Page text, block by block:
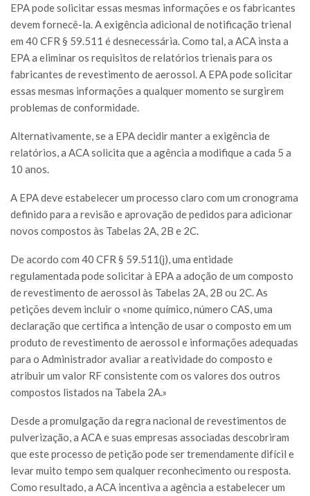
EPA pode solicitar essas mesmas informações e os fabricantes
devem fornecê-la. A exigência adicional de notificação trienal
em 40 CFR § 59.511 é desnecessária. Como tal, a ACA insta a
EPA a eliminar os requisitos de relatórios trienais para os
fabricantes de revestimento de aerossol. A EPA pode solicitar
essas mesmas informações a qualquer momento se surgirem
problemas de conformidade.
Alternativamente, se a EPA decidir manter a exigência de
relatórios, a ACA solicita que a agência a modifique a cada 5 a
10 anos.
A EPA deve estabelecer um processo claro com um cronograma
definido para a revisão e aprovação de pedidos para adicionar
novos compostos às Tabelas 2A, 2B e 2C.
De acordo com 40 CFR § 59.511(j), uma entidade
regulamentada pode solicitar à EPA a adoção de um composto
de revestimento de aerossol às Tabelas 2A, 2B ou 2C. As
petições devem incluir o «nome químico, número CAS, uma
declaração que certifica a intenção de usar o composto em um
produto de revestimento de aerossol e informações adequadas
para o Administrador avaliar a reatividade do composto e
atribuir um valor RF consistente com os valores dos outros
compostos listados na Tabela 2A.»
Desde a promulgação da regra nacional de revestimentos de
pulverização, a ACA e suas empresas associadas descobriram
que este processo de petição pode ser tremendamente difícil e
levar muito tempo sem qualquer reconhecimento ou resposta.
Como resultado, a ACA incentiva a agência a estabelecer um